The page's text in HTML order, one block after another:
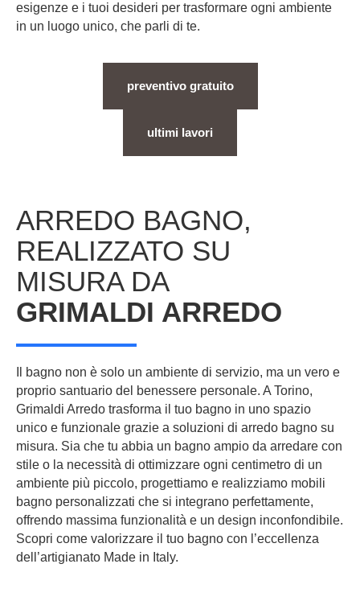
esigenze e i tuoi desideri per trasformare ogni ambiente
in un luogo unico, che parli di te.
preventivo gratuito
ultimi lavori
ARREDO BAGNO,
REALIZZATO SU
MISURA DA
GRIMALDI ARREDO
Il bagno non è solo un ambiente di servizio, ma un vero e
proprio santuario del benessere personale. A Torino,
Grimaldi Arredo trasforma il tuo bagno in uno spazio
unico e funzionale grazie a soluzioni di arredo bagno su
misura. Sia che tu abbia un bagno ampio da arredare con
stile o la necessità di ottimizzare ogni centimetro di un
ambiente più piccolo, progettiamo e realizziamo mobili
bagno personalizzati che si integrano perfettamente,
offrendo massima funzionalità e un design inconfondibile.
Scopri come valorizzare il tuo bagno con l’eccellenza
dell’artigianato Made in Italy.